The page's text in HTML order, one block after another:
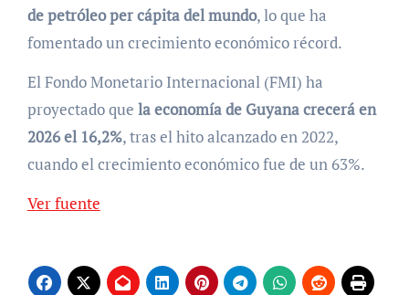
de petróleo per cápita del mundo, lo que ha
fomentado un crecimiento económico récord.
El Fondo Monetario Internacional (FMI) ha
proyectado que la economía de Guyana crecerá en
2026 el 16,2%, tras el hito alcanzado en 2022,
cuando el crecimiento económico fue de un 63%.
Ver fuente